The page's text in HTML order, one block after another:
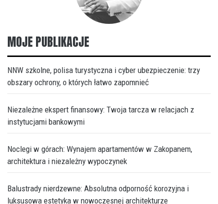
MOJE PUBLIKACJE
NNW szkolne, polisa turystyczna i cyber ubezpieczenie: trzy
obszary ochrony, o których łatwo zapomnieć
Niezależne ekspert finansowy: Twoja tarcza w relacjach z
instytucjami bankowymi
Noclegi w górach: Wynajem apartamentów w Zakopanem,
architektura i niezależny wypoczynek
Balustrady nierdzewne: Absolutna odporność korozyjna i
luksusowa estetyka w nowoczesnej architekturze